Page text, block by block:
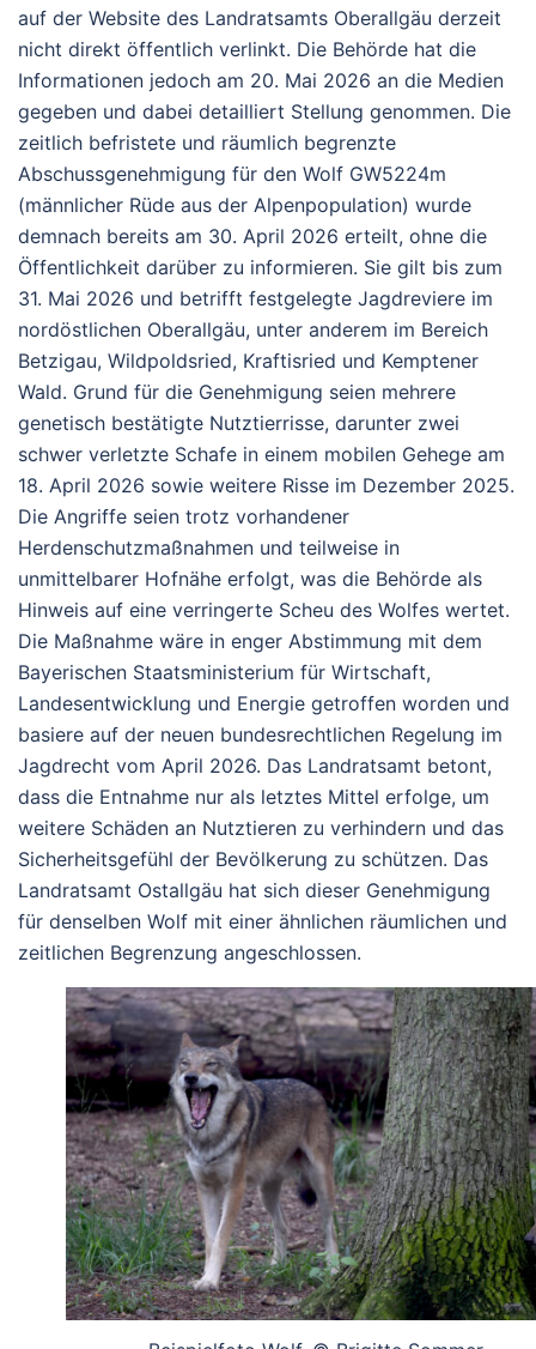
auf der Website des Landratsamts Oberallgäu derzeit
nicht direkt öffentlich verlinkt. Die Behörde hat die
Informationen jedoch am 20. Mai 2026 an die Medien
gegeben und dabei detailliert Stellung genommen. Die
zeitlich befristete und räumlich begrenzte
Abschussgenehmigung für den Wolf GW5224m
(männlicher Rüde aus der Alpenpopulation) wurde
demnach bereits am 30. April 2026 erteilt, ohne die
Öffentlichkeit darüber zu informieren. Sie gilt bis zum
31. Mai 2026 und betrifft festgelegte Jagdreviere im
nordöstlichen Oberallgäu, unter anderem im Bereich
Betzigau, Wildpoldsried, Kraftisried und Kemptener
Wald. Grund für die Genehmigung seien mehrere
genetisch bestätigte Nutztierrisse, darunter zwei
schwer verletzte Schafe in einem mobilen Gehege am
18. April 2026 sowie weitere Risse im Dezember 2025.
Die Angriffe seien trotz vorhandener
Herdenschutzmaßnahmen und teilweise in
unmittelbarer Hofnähe erfolgt, was die Behörde als
Hinweis auf eine verringerte Scheu des Wolfes wertet.
Die Maßnahme wäre in enger Abstimmung mit dem
Bayerischen Staatsministerium für Wirtschaft,
Landesentwicklung und Energie getroffen worden und
basiere auf der neuen bundesrechtlichen Regelung im
Jagdrecht vom April 2026. Das Landratsamt betont,
dass die Entnahme nur als letztes Mittel erfolge, um
weitere Schäden an Nutztieren zu verhindern und das
Sicherheitsgefühl der Bevölkerung zu schützen. Das
Landratsamt Ostallgäu hat sich dieser Genehmigung
für denselben Wolf mit einer ähnlichen räumlichen und
zeitlichen Begrenzung angeschlossen.